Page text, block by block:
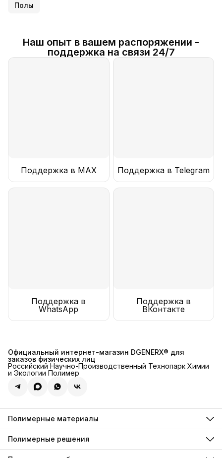
Полы
Наш опыт в вашем распоряжении -
поддержка на связи 24/7
Поддержка в MAX Поддержка в Telegram
Поддержка в
WhatsApp
Поддержка в
ВКонтакте
Официальный интернет-магазин DGENERX® для
заказов физических лиц
Российский Научно-Производственный Технопарк Химии
и Экологии Полимер
Полимерные материалы
Полимерные инъекции
Полимерные грунтовки
Полимерные компаунды
Полимерные решения
Для декоративного хромирования